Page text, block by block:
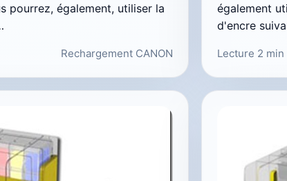
pourrez, également, utiliser la
Rechargement CANON
également
d'encre
Lecture 2 min